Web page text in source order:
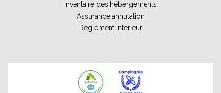
Inventaire des hébergements
Assurance annulation
Règlement intérieur